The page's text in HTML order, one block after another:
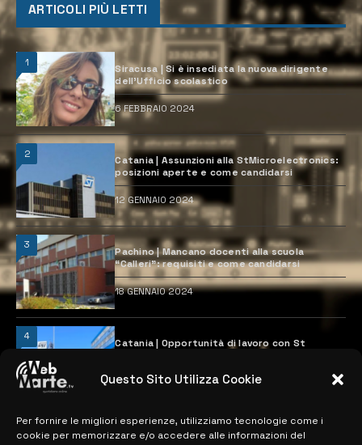
Questo Sito Utilizza Cookie
Per fornire le migliori esperienze, utilizziamo tecnologie come i
cookie per memorizzare e/o accedere alle informazioni del
ARTICOLI PIÙ LETTI
1
Siracusa | Si è insediata la nuova dirigente
dell’Ufficio scolastico
6 FEBBRAIO 2024
2
Catania | Assunzioni alla StMicroelectronics:
posizioni aperte e come candidarsi
12 GENNAIO 2024
3
Pachino | Mancano docenti alla scuola
“Calleri”: requisiti e come candidarsi
18 GENNAIO 2024
4
Catania | Opportunità di lavoro con St
28 MARZO 2024